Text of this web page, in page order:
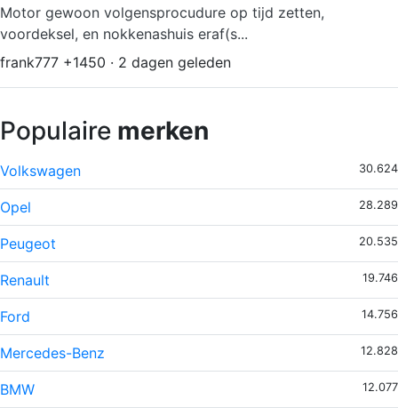
Motor gewoon volgensprocudure op tijd zetten,
voordeksel, en nokkenashuis eraf(s...
frank777 +1450 · 2 dagen geleden
Populaire merken
Volkswagen 30.624
Opel 28.289
Peugeot 20.535
Renault 19.746
Ford 14.756
Mercedes-Benz 12.828
BMW 12.077